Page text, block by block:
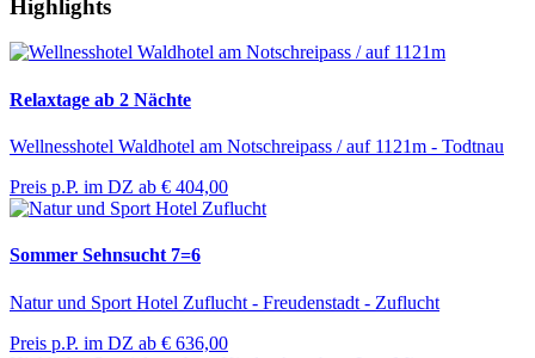
Highlights
Relaxtage ab 2 Nächte
Wellnesshotel Waldhotel am Notschreipass / auf 1121m - Todtnau
Preis p.P. im DZ ab € 404,00
Sommer Sehnsucht 7=6
Natur und Sport Hotel Zuflucht - Freudenstadt - Zuflucht
Preis p.P. im DZ ab € 636,00